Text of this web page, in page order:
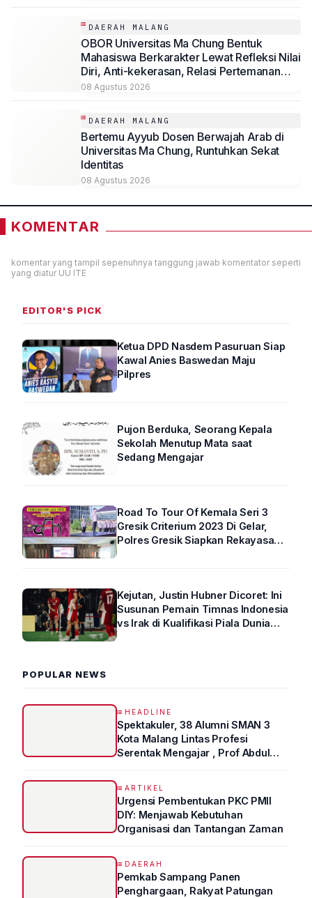
DAERAH MALANG
OBOR Universitas Ma Chung Bentuk
Mahasiswa Berkarakter Lewat Refleksi Nilai
Diri, Anti-kekerasan, Relasi Pertemanan
hingga Kepemimpinan
08 Agustus 2026
DAERAH MALANG
Bertemu Ayyub Dosen Berwajah Arab di
Universitas Ma Chung, Runtuhkan Sekat
Identitas
08 Agustus 2026
KOMENTAR
komentar yang tampil sepenuhnya tanggung jawab komentator seperti
yang diatur UU ITE
EDITOR'S PICK
Ketua DPD Nasdem Pasuruan Siap
Kawal Anies Baswedan Maju
Pilpres
Pujon Berduka, Seorang Kepala
Sekolah Menutup Mata saat
Sedang Mengajar
Road To Tour Of Kemala Seri 3
Gresik Criterium 2023 Di Gelar,
Polres Gresik Siapkan Rekayasa
Kejutan, Justin Hubner Dicoret: Ini
Susunan Pemain Timnas Indonesia
vs Irak di Kualifikasi Piala Dunia
POPULAR NEWS
HEADLINE
Spektakuler, 38 Alumni SMAN 3
Kota Malang Lintas Profesi
Serentak Mengajar , Prof Abdul
ARTIKEL
Urgensi Pembentukan PKC PMII
DIY: Menjawab Kebutuhan
Organisasi dan Tantangan Zaman
DAERAH
Pemkab Sampang Panen
Penghargaan, Rakyat Patungan